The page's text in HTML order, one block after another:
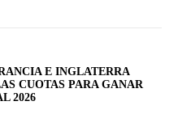
E INGLATERRA
CUOTAS PARA GANAR
2026